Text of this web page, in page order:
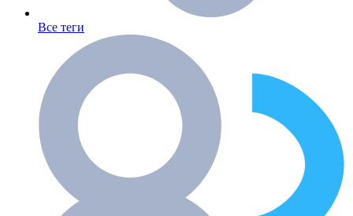
Все теги